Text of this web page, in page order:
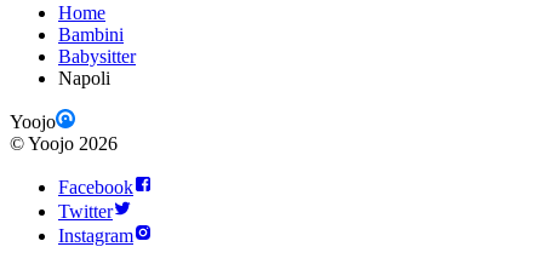
Home
Bambini
Babysitter
Napoli
Yoojo
©Yoojo 2026
Facebook
Twitter
Instagram